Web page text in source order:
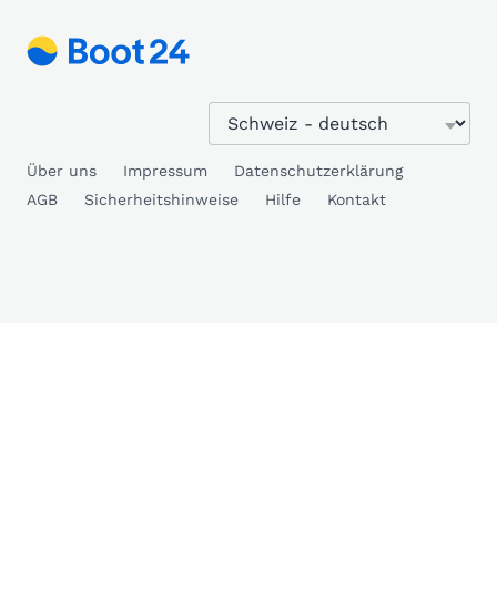
Über uns Impressum
Datenschutzerklärung
AGB
Sicherheitshinweise Hilfe Kontakt